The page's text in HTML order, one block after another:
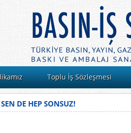
Toplu İş Sözleşmesi
DE HEP SONSUZ!